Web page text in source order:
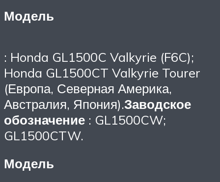
Модель
: Honda GL1500C Valkyrie (F6C);
Honda GL1500CT Valkyrie Tourer
(Европа, Северная Америка,
Австралия, Япония).Заводское
обозначение : GL1500CW;
GL1500CTW.
Модель